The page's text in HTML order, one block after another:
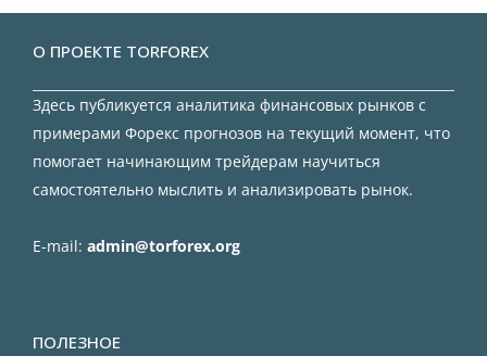
О ПРОЕКТЕ TORFOREX
Здесь публикуется аналитика финансовых рынков с
примерами Форекс прогнозов на текущий момент, что
помогает начинающим трейдерам научиться
самостоятельно мыслить и анализировать рынок.
E-mail: admin@torforex.org
ПОЛЕЗНОЕ